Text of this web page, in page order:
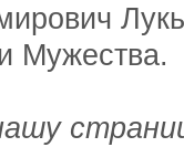
Мужества.